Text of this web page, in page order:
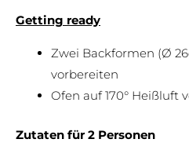
Getting ready
Zwei Backformen (Ø
vorbereiten
Ofen auf 170° Heißluft
Zutaten für 2 Personen